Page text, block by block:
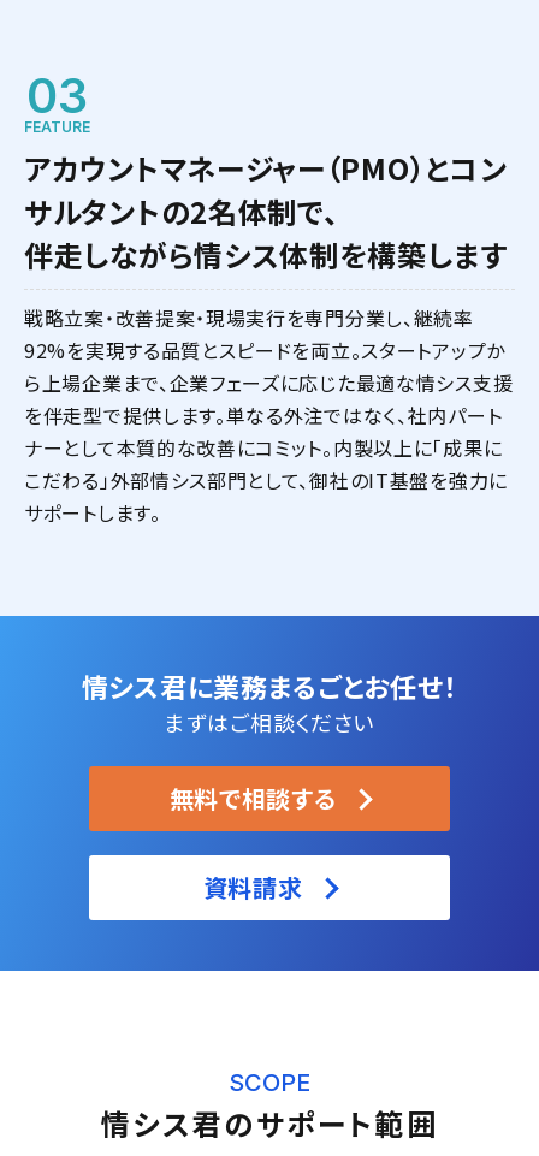
03
FEATURE
アカウントマネージャー（PMO）とコン
サルタントの2名体制で、
伴走しながら情シス体制を構築します
戦略立案・改善提案・現場実行を専門分業し、継続率
92%を実現する品質とスピードを両立。スタートアップか
ら上場企業まで、企業フェーズに応じた最適な情シス支援
を伴走型で提供します。単なる外注ではなく、社内パート
ナーとして本質的な改善にコミット。内製以上に「成果に
こだわる」外部情シス部門として、御社のIT基盤を強力に
サポートします。
情シス君に業務まるごとお任せ！
まずはご相談ください
無料で相談する
資料請求
SCOPE
情シス君のサポート範囲